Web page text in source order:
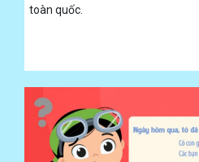
toàn quốc.